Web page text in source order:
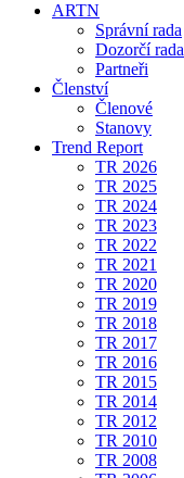
ARTN
Správní rada
Dozorčí rada
Partneři
Členství
Členové
Stanovy
Trend Report
TR 2026
TR 2025
TR 2024
TR 2023
TR 2022
TR 2021
TR 2020
TR 2019
TR 2018
TR 2017
TR 2016
TR 2015
TR 2014
TR 2012
TR 2010
TR 2008